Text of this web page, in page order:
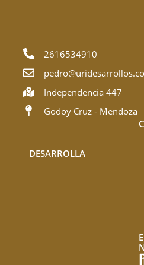
2616534910
Independencia 447
Godoy Cruz - Mendoza
DESARROLLA